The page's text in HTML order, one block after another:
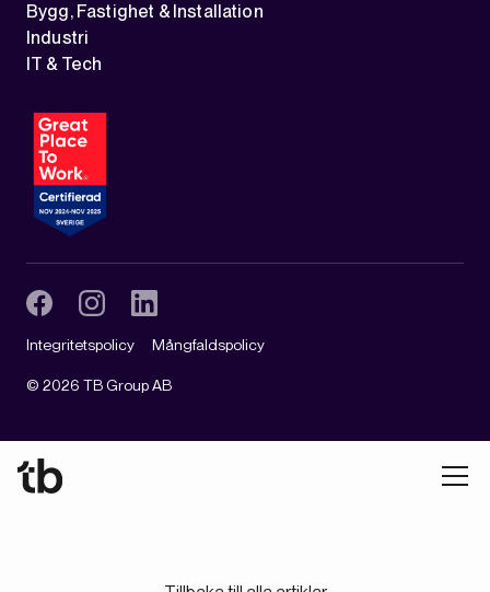
Bygg, Fastighet & Installation
Industri
IT & Tech
© 2026 TB Group AB
Integritetspolicy Mångfaldspolicy